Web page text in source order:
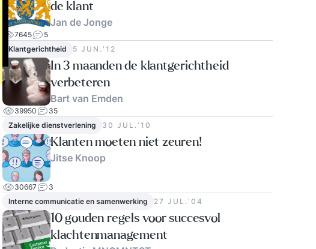
de klant
Jan de Jonge
7645
5
Klantgerichtheid
5 JUN.‘12
In 3 maanden de klantgerichtheid
verbeteren
Bart van Emden
39950
35
Zakelijke dienstverlening
30 JUL.‘10
Klanten moeten niet zeuren!
Jitse Knoop
30667
3
Interne communicatie en samenwerking
27 JUL.‘04
10 gouden regels voor succesvol
klachtenmanagement